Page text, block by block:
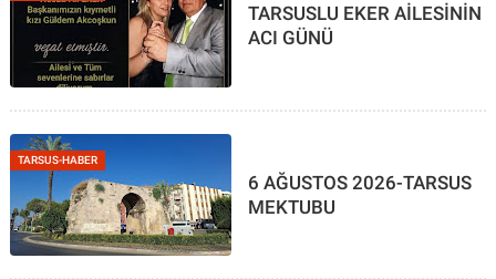
TARSUSLU EKER AİLESİNİN
ACI GÜNÜ
TARSUS-HABER
6 AĞUSTOS 2026-TARSUS
MEKTUBU